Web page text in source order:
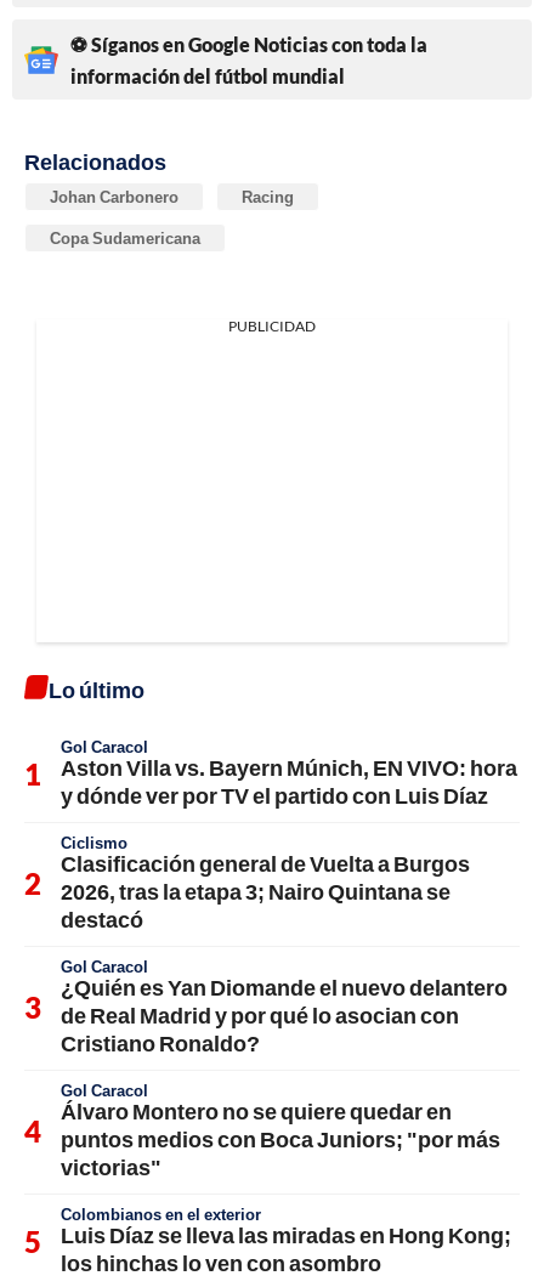
⚽ Síganos en Google Noticias con toda la
información del fútbol mundial
Relacionados
Johan Carbonero Racing
Copa Sudamericana
PUBLICIDAD
Lo último
Gol Caracol
Aston Villa vs. Bayern Múnich, EN VIVO: hora
y dónde ver por TV el partido con Luis Díaz
Ciclismo
Clasificación general de Vuelta a Burgos
2026, tras la etapa 3; Nairo Quintana se
destacó
Gol Caracol
¿Quién es Yan Diomande el nuevo delantero
de Real Madrid y por qué lo asocian con
Cristiano Ronaldo?
Gol Caracol
Álvaro Montero no se quiere quedar en
puntos medios con Boca Juniors; "por más
victorias"
Colombianos en el exterior
Luis Díaz se lleva las miradas en Hong Kong;
los hinchas lo ven con asombro